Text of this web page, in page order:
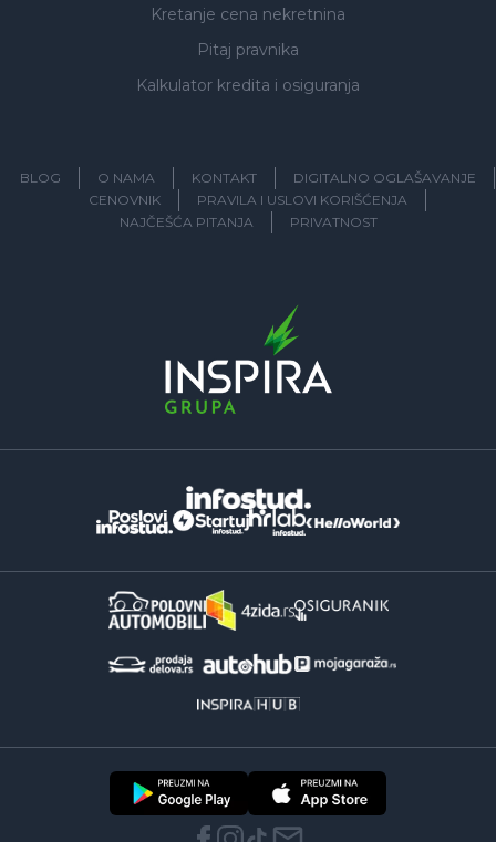
Kretanje cena nekretnina
Pitaj pravnika
Kalkulator kredita i osiguranja
BLOG O NAMA KONTAKT
DIGITALNO OGLAŠAVANJE
CENOVNIK
PRAVILA I USLOVI KORIŠĆENJA
NAJČEŠĆA PITANJA
PRIVATNOST